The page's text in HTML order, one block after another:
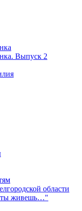
Выпуск 2
области
ты живешь…"